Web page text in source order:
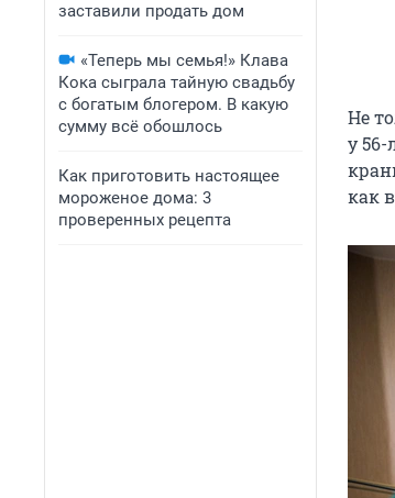
заставили продать дом
«Теперь мы семья!» Клава
Кока сыграла тайную свадьбу
с богатым блогером. В какую
сумму всё обошлось
Как приготовить настоящее
мороженое дома: 3
проверенных рецепта
Не
у
как